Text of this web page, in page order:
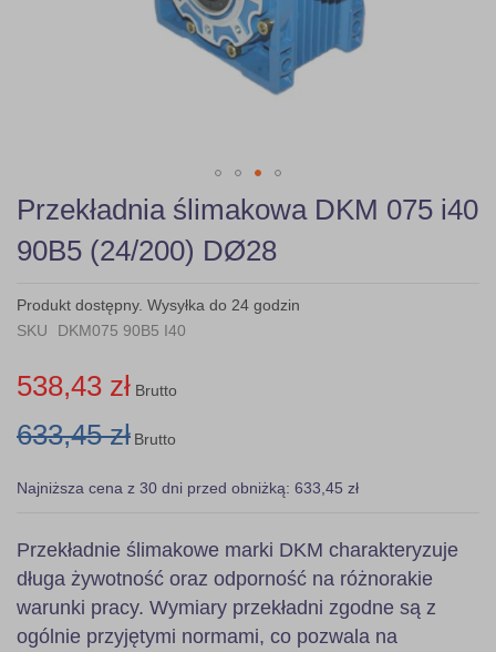
Skip
to
the
beginning
the
images
Przekładnia ślimakowa DKM 075 i40
90B5 (24/200) DØ28
Produkt dostępny. Wysyłka do 24 godzin
SKU
DKM075 90B5 I40
538,43 zł Brutto
633,45 zł Brutto
Najniższa cena z 30 dni przed obniżką: 633,45 zł
Przekładnie ślimakowe marki DKM charakteryzuje
długa żywotność oraz odporność na różnorakie
warunki pracy. Wymiary przekładni zgodne są z
ogólnie przyjętymi normami, co pozwala na